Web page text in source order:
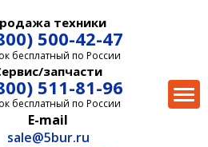
техники
500-42-47
бесплатный по России
запчасти
511-81-96
бесплатный по России
E-mail
sale@5bur.ru